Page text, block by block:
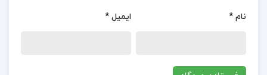
یادداشت‌ها
نام * ایمیل *